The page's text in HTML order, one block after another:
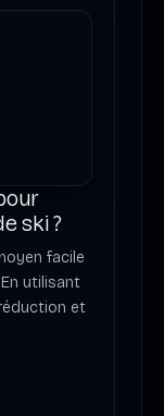
ski ?
facile
utilisant
et